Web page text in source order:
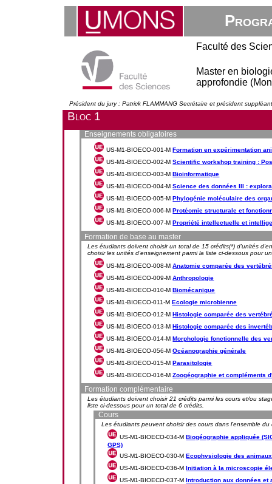
Faculté des
Master en
approfondie
Président du jury : Patrick FLAMMANG Secrétaire et président
Bloc 1
Enseignements obligatoires
US-M1-BIOECO-001-MFormation en expérimentation
US-M1-BIOECO-002-MScientific workshop training :
US-M1-BIOECO-003-MBioinformatique
US-M1-BIOECO-004-MScience des données III :
US-M1-BIOECO-005-MPhylogénie moléculaire des
US-M1-BIOECO-006-MProtéomie structurale et
US-M1-BIOECO-007-MPropriété intellectuelle et
Formation de base au master
Les étudiants doivent choisir un total de 15 crédits(*) d'unités
choisir les unités d'enseignement parmi la liste ci-dessous pour
US-M1-BIOECO-008-MAnatomie comparée des
US-M1-BIOECO-009-MAnthropologie
US-M1-BIOECO-010-MBiomécanique
US-M1-BIOECO-011-MEcologie microbienne
US-M1-BIOECO-012-MHistologie comparée des
US-M1-BIOECO-013-MHistologie comparée des
US-M1-BIOECO-014-MMorphologie fonctionnelle des
US-M1-BIOECO-056-MOcéanographie générale
US-M1-BIOECO-015-MParasitologie
US-M1-BIOECO-016-MZoogéographie et compléments
Formation complémentaire
Les étudiants doivent choisir 21 crédits parmi les cours et/ou
liste ci-dessous pour un total de 6 crédits.
Cours
Les étudiants peuvent choisir des cours dans l'ensemble
US-M1-BIOECO-034-MBiogéographie appliquée
GPS)
US-M1-BIOECO-030-MEcophysiologie des
US-M1-BIOECO-036-MInitiation à la microscopie
US-M1-BIOECO-037-MIntroduction aux données et